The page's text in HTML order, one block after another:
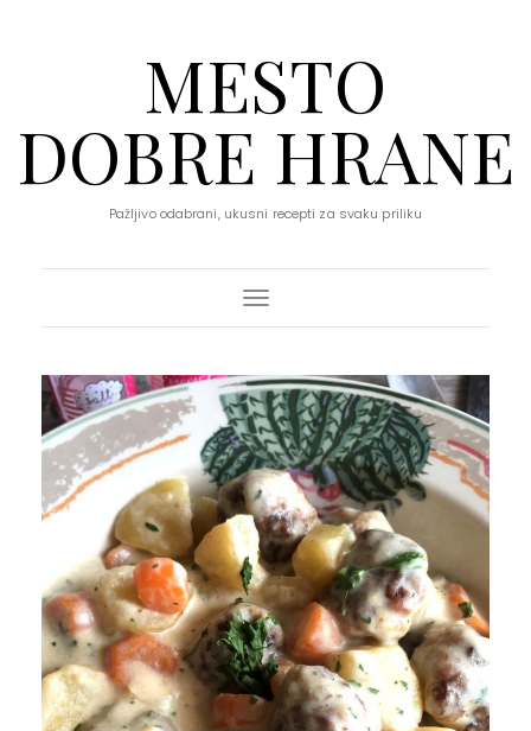
MESTO
DOBRE HRANE
Pažljivo odabrani, ukusni recepti za svaku priliku
Toggle Navigation